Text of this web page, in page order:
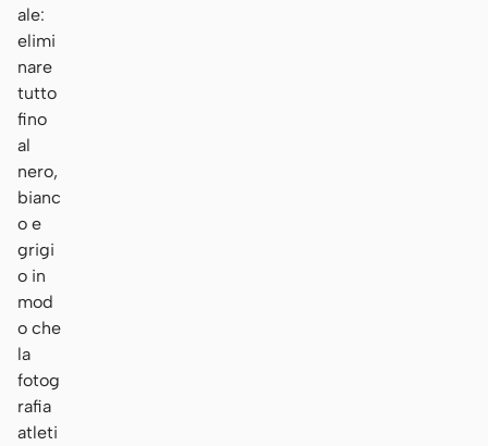
ale:
elimi
nare
tutto
fino
al
nero,
bianc
o e
grigi
o in
mod
o che
la
fotog
rafia
atleti